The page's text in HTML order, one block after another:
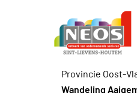
Provincie Oost-
Wandeling